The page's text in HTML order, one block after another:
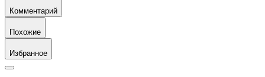
Комментарий
Похожие
Избранное